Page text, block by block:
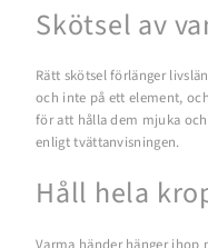
Skötsel av
Rätt skötsel förlänger
och inte på ett element,
för att hålla dem mjuka
enligt tvättanvisningen.
Håll hela